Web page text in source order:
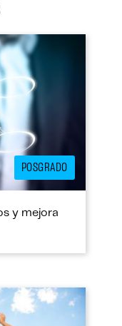
POSGRADO
y mejora